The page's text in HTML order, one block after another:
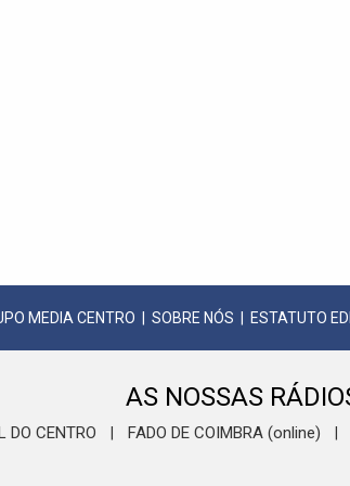
MEDIA CENTRO SOBRE NÓS ESTATUTO
AS NOSSAS
DO CENTRO FADO DE COIMBRA (online)